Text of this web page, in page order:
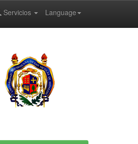
Language
Servicios